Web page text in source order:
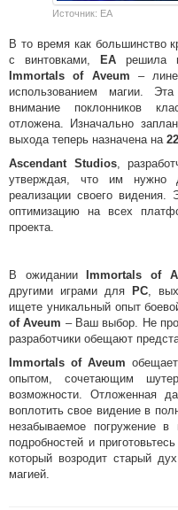
Источник: EA
В то время как большинство
с винтовками,
EAрешила
Immortals of Aveum –
использованием магии.
внимание поклонников
отложена. Изначально
выхода теперь назначена на
Ascendant Studios,
утверждая, что им нужно
реализации своего видения.
оптимизацию на всех
проекта.
В ожидании Immortals of
другими играми для
PC,
ищете уникальный опыт
of Aveum – Ваш выбор. Не
разработчики обещают
Immortals of Aveum
опытом, сочетающим
возможности. Отложенная
воплотить свое видение в
незабываемое погружение
подробностей и
который возродит старый
магией.